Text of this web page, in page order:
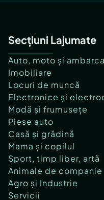
Secțiuni Lajumate
Auto, moto și
Imobiliare
Locuri de muncă
Electronice și
Modă și frumusețe
Piese auto
Casă și grădină
Mama și copilul
Sport, timp liber, artă
Animale de companie
Agro și Industrie
Servicii